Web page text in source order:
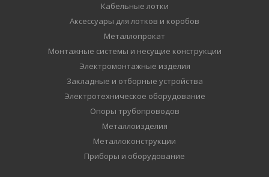
Кабельные лотки
Аксессуары для лотков и коробов
Металлопрокат
Монтажные системы и несущие конструкции
Электромонтажные изделия
Закладные и отборные устройства
Электротехническое оборудование
Опоры трубопроводов
Металлоизделия
Металлоконструкции
Приборы и оборудование